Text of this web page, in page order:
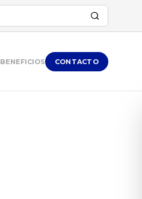
BENEFICIOS CONTACTO